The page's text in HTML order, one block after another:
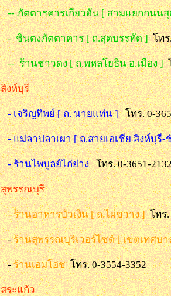
-- ภัตตารคารเกียวอัน [ สามแยกถนน
- ชินตงภัตตาคาร [ ถ.สุดบรรทัด ]โทร
-- ร้านชาวดง [ ถ.พหลโยธิน อ.เมือง ]
สิงห์บุรี
- เจริญทิพย์ [ ถ. นายแท่น ]โทร. 0-
- แม่ลาปลาเผา [ ถ.สายเอเชีย สิงห์บุ
- ร้านไพบูลย์ไก่ย่างโทร. 0-3651-
สุพรรณบุรี
- ร้านอาหารบัวเงิน [ ถ.ไผ่ขวาง ]โทร.
-ร้านสุพรรณบุริเวอร์ไซด์ [ เขตเทศบ
-ร้านเอมโอชโทร. 0-3554-3352
สระแก้ว